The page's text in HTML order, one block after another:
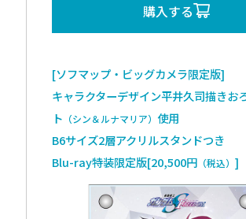
購入する
[ソフマップ・ビッグカメラ限定版]
キャラクターデザイン平井久司描きお
ト （シン＆ルナマリア）使用
B6サイズ2層アクリルスタンドつき
Blu-ray特装限定版[20,500円 （税込）]